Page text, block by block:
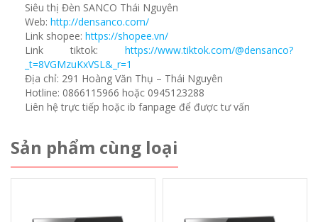
Siêu thị Đèn SANCO Thái Nguyên
Web: http://densanco.com/
Link shopee: https://shopee.vn/
Link tiktok: https://www.tiktok.com/@densanco?
_t=8VGMzuKxVSL&_r=1
Địa chỉ: 291 Hoàng Văn Thụ – Thái Nguyên
Hotline: 0866115966 hoặc 0945123288
Liên hệ trực tiếp hoặc ib fanpage để được tư vấn
Sản phẩm cùng loại